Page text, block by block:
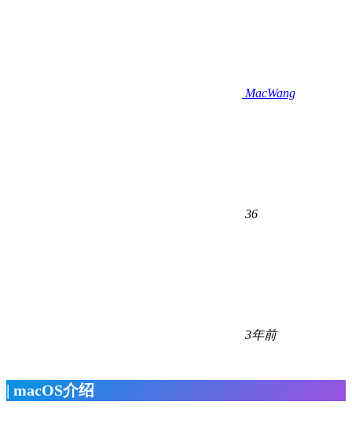
MacWang
36
3年前
| macOS介绍